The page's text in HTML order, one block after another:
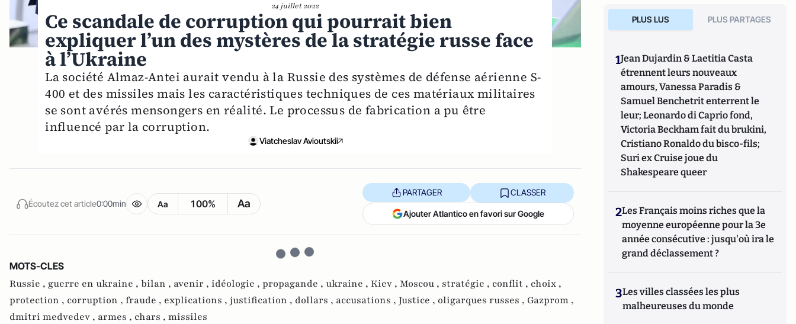
24 juillet 2022
Ce scandale de corruption qui pourrait bien
expliquer l’un des mystères de la stratégie russe face
à l’Ukraine
La société Almaz-Antei aurait vendu à la Russie des systèmes de défense aérienne S-
400 et des missiles mais les caractéristiques techniques de ces matériaux militaires
se sont avérés mensongers en réalité. Le processus de fabrication a pu être
influencé par la corruption.
Viatcheslav Avioutskii
Écoutez cet article0:00min Aa 100% Aa
PARTAGER CLASSER
Ajouter Atlantico en favori sur Google
MOTS-CLES
Russie , guerre en ukraine , bilan , avenir , idéologie , propagande , ukraine , Kiev , Moscou , stratégie , conflit , choix ,
protection , corruption , fraude , explications , justification , dollars , accusations , Justice , oligarques russes , Gazprom ,
dmitri medvedev , armes , chars , missiles
PLUS LUS PLUS PARTAGES
1Jean Dujardin & Laetitia Casta
étrennent leurs nouveaux
amours, Vanessa Paradis &
Samuel Benchetrit enterrent le
leur; Leonardo di Caprio fond,
Victoria Beckham fait du brukini,
Cristiano Ronaldo du bisco-fils;
Suri ex Cruise joue du
Shakespeare queer
2Les Français moins riches que la
moyenne européenne pour la 3e
année consécutive : jusqu'où ira le
grand déclassement ?
3Les villes classées les plus
malheureuses du monde